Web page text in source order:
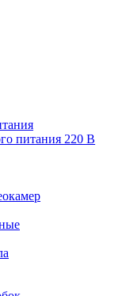
питания 220 В